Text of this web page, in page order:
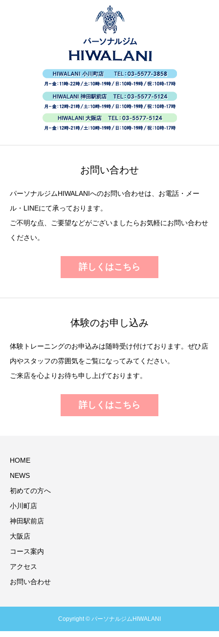
お問い合わせ
パーソナルジムHIWALANIへのお問い合わせは、お電話・メー
ル・LINEにて承っております。
ご不明な点、ご要望などがございましたらお気軽にお問い合わせ
ください。
詳しくはこちら
体験のお申し込み
体験トレーニングのお申込みは随時受け付けております。ぜひ店
内やスタッフの雰囲気をご覧になってみてください。
ご来店を心よりお待ち申し上げております。
詳しくはこちら
HOME
NEWS
初めての方へ
小川町店
神田駅前店
大阪店
コース案内
アクセス
お問い合わせ
Copyright © パーソナルジムHIWALANI